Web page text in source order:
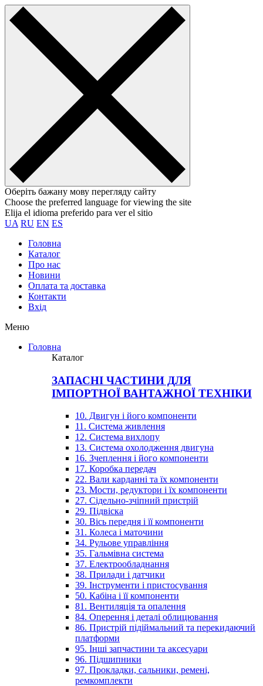
Оберіть бажану мову перегляду сайту
Choose the preferred language for viewing the site
Elija el idioma preferido para ver el sitio
UA RU EN ES
Головна
Каталог
Про нас
Новини
Оплата та доставка
Контакти
Вхiд
Меню
Головна
Каталог
ЗАПАСНІ ЧАСТИНИ ДЛЯ
ІМПОРТНОЇ ВАНТАЖНОЇ ТЕХНІКИ
10. Двигун і його компоненти
11. Система живлення
12. Система вихлопу
13. Система охолодження двигуна
16. Зчеплення і його компоненти
17. Коробка передач
22. Вали карданні та їх компоненти
23. Мости, редуктори і їх компоненти
27. Сідельно-зчіпний пристрій
29. Підвіска
30. Вісь передня і її компоненти
31. Колеса і маточини
34. Рульове управління
35. Гальмівна система
37. Електрообладнання
38. Прилади і датчики
39. Інструменти і пристосування
50. Кабіна і її компоненти
81. Вентиляція та опалення
84. Оперення і деталі облицювання
86. Пристрій підіймальний та перекидаючий
платформи
95. Інші запчастини та аксесуари
96. Підшипники
97. Прокладки, сальники, ремені,
ремкомплекти